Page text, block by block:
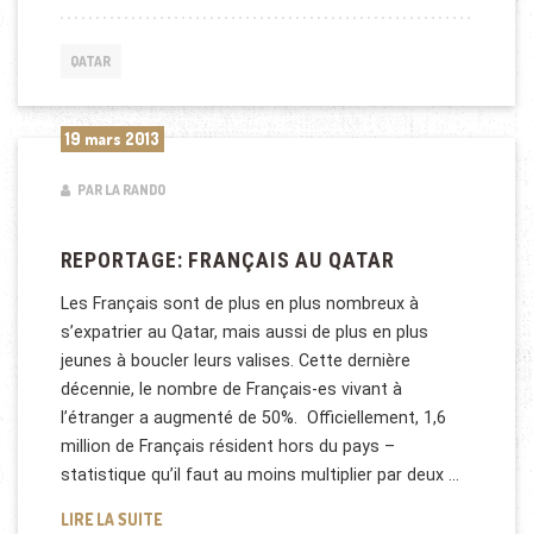
QATAR
19 mars 2013
PAR LA RANDO
REPORTAGE: FRANÇAIS AU QATAR
Les Français sont de plus en plus nombreux à
s’expatrier au Qatar, mais aussi de plus en plus
jeunes à boucler leurs valises. Cette dernière
décennie, le nombre de Français-es vivant à
l’étranger a augmenté de 50%. Officiellement, 1,6
million de Français résident hors du pays –
statistique qu’il faut au moins multiplier par deux …
LIRE LA SUITEREPORTAGE: FRANÇAIS AU QATAR